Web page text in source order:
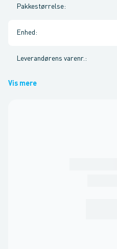
Pakkestørrelse:
Enhed :
Leverandørens varenr. :
Vis mere